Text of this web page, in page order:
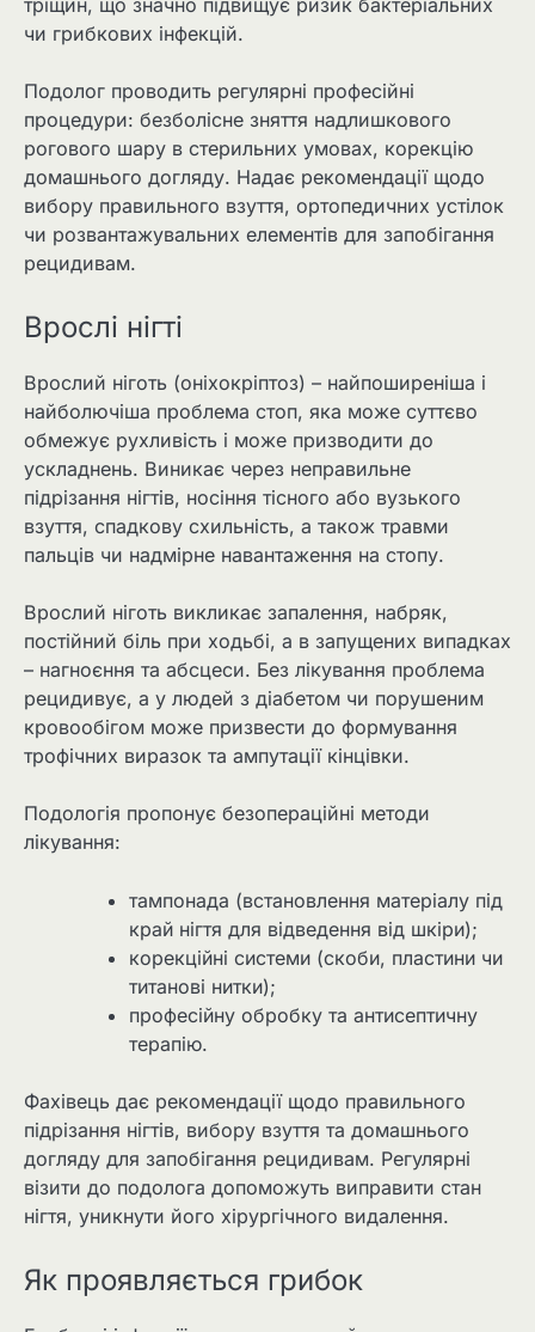
чи грибкових інфекцій.
Подолог проводить регулярні професійні
процедури: безболісне зняття надлишкового
рогового шару в стерильних умовах, корекцію
домашнього догляду. Надає рекомендації щодо
вибору правильного взуття, ортопедичних устілок
чи розвантажувальних елементів для запобігання
рецидивам.
Врослі нігті
Врослий ніготь (оніхокріптоз) – найпоширеніша і
найболючіша проблема стоп, яка може суттєво
обмежує рухливість і може призводити до
ускладнень. Виникає через неправильне
підрізання нігтів, носіння тісного або вузького
взуття, спадкову схильність, а також травми
пальців чи надмірне навантаження на стопу.
Врослий ніготь викликає запалення, набряк,
постійний біль при ходьбі, а в запущених випадках
– нагноєння та абсцеси. Без лікування проблема
рецидивує, а у людей з діабетом чи порушеним
кровообігом може призвести до формування
трофічних виразок та ампутації кінцівки.
Подологія пропонує безопераційні методи
лікування:
тампонада (встановлення матеріалу під
край нігтя для відведення від шкіри);
корекційні системи (скоби, пластини чи
титанові нитки);
професійну обробку та антисептичну
терапію.
Фахівець дає рекомендації щодо правильного
підрізання нігтів, вибору взуття та домашнього
догляду для запобігання рецидивам. Регулярні
візити до подолога допоможуть виправити стан
нігтя, уникнути його хірургічного видалення.
Як проявляється грибок